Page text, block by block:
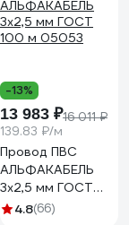
-13%
13 983 ₽16 011 ₽
139.83 ₽/м
Провод ПВС
АЛЬФАКАБЕЛЬ
3х2,5 мм ГОСТ
100 м 05053
4.8(66)